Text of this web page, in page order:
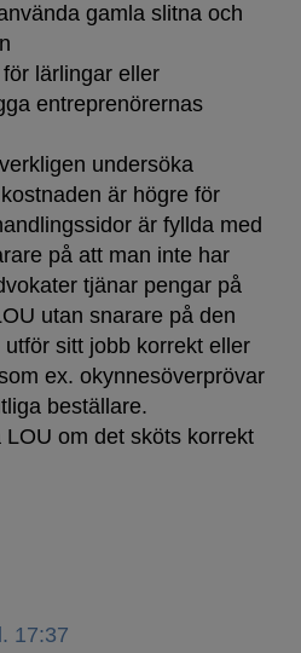
gamla slitna och
lärlingar eller
entreprenörernas
undersöka
är högre för
är fyllda med
på att man inte har
tjänar pengar på
utan snarare på den
sitt jobb korrekt eller
ex. okynnesöverprövar
beställare.
om det sköts korrekt
17:37